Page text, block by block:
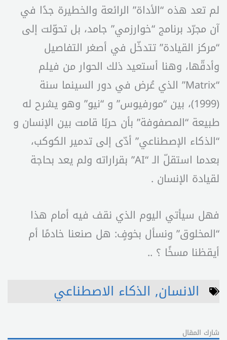
لم تعد هذه “الأداة” الرائعة والخطيرة جدًا في
آن مجرّد برنامج “خوارزمي” جامد، بل تحوّلت إلى
“مركز القيادة” تتدخّل في أصغر التفاصيل
وأدقّها، وهنا أستعيد ذلك الحوار من فيلم
“Matrix” الذي عُرض في دور السينما سنة
(1999)، بين “مورفيوس” و “نيو” وهو يشرح له
طبيعة “المصفوفة” بأن حربًا قامت بين الإنسان و
“الذكاء الإصطناعي” أدّى إلى تدمير الكوكب،
بعدما استقلّ الـ “AI” بقراراته ولم يعد بحاجة
لقيادة الإنسان .
فهل سيأتي اليوم الذي نقف فيه أمام هذا
“المخلوق” ونسأل بخوفٍ: هل صنعنا خادمًا أم
أيقظنا مسخًا ؟ ..
الانسان, الذكاء الاصطناعي
شارك المقال